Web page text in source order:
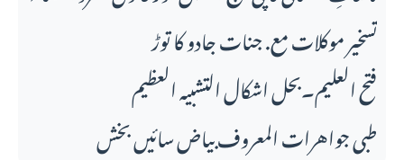
تسخیر موکلات مع. جنات جادو کا توڑ
فتح العلیم۔بحل اشکال التشبیہ العظیم
طبی جواهرات المعروف بیاض سائیں بخش